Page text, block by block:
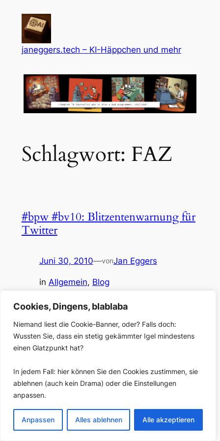
Cookies, Dingens, blablaba
Niemand liest die Cookie-Banner, oder? Falls doch:
Wussten Sie, dass ein stetig gekämmter Igel mindestens
einen Glatzpunkt hat?
In jedem Fall: hier können Sie den Cookies zustimmen, sie
ablehnen (auch kein Drama) oder die Einstellungen
anpassen.
Anpassen Alles ablehnen Alle akzeptieren
springen
janeggers.tech – KI-Häppchen und mehr
Schlagwort: FAZ
#bpw #bv10: Blitzentenwarnung für
Twitter
Juni 30, 2010—vonJan Eggers
in Allgemein, Blog
es nur der jungeKollege aus dem Marketing gewesen
Screenshot vielen Dank ans reizzentrum; mit einer
interessanten Mischung aus Medienkritik und
Netzeuphorie die Netzpolitik.) Nun, warum soll man